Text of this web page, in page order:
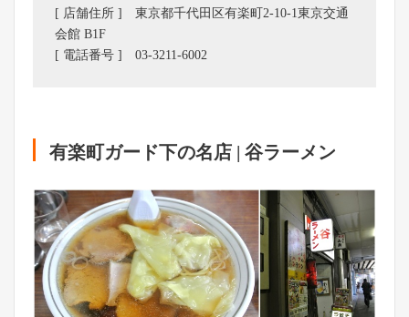
[ 店舗住所 ] 東京都千代田区有楽町2-10-1東京交通
会館 B1F
[ 電話番号 ] 03-3211-6002
有楽町ガード下の名店 | 谷ラーメン